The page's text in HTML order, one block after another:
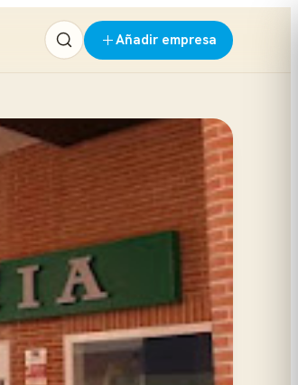
Añadir empresa